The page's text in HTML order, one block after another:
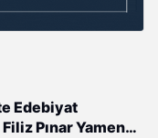
Edebiyat
Pınar Yamen